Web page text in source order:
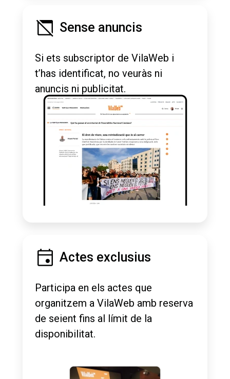
Sense anuncis
Si ets subscriptor de VilaWeb i
t’has identificat, no veuràs ni
anuncis ni publicitat.
Actes exclusius
Participa en els actes que
organitzem a VilaWeb amb reserva
de seient fins al límit de la
disponibilitat.